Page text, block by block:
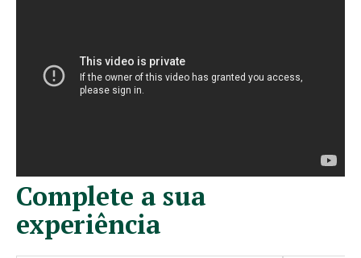
Complete a sua
experiência